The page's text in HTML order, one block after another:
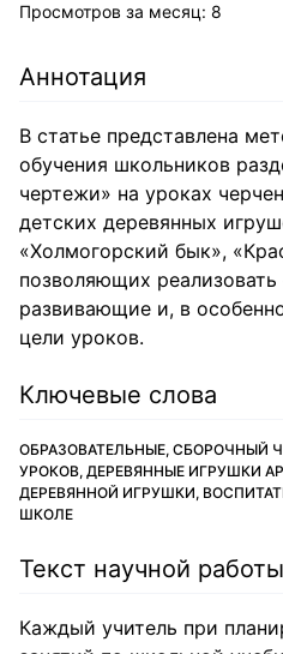
Просмотров за месяц: 8
Аннотация
В статье представлена
обучения школьников
чертежи» на уроках
детских деревянных
«Холмогорский бык»,
позволяющих реализовать
развивающие и, в
цели уроков.
Ключевые слова
ОБРАЗОВАТЕЛЬНЫЕ, СБОРОЧНЫЙ
УРОКОВ, ДЕРЕВЯННЫЕ ИГРУШКИ
ДЕРЕВЯННОЙ ИГРУШКИ,
ШКОЛЕ
Текст научной работы
Каждый учитель при